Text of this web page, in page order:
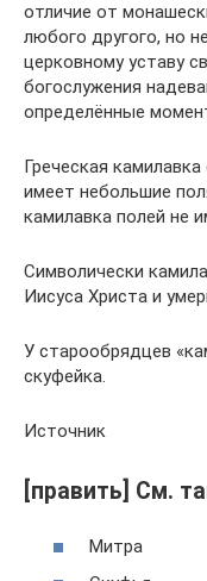
отличие от
любого другого, но
церковному уставу
богослужения
определённые
Греческая
имеет небольшие
камилавка полей не
Символически
Иисуса Христа и
У старообрядцев
скуфейка.
Источник
[править] См.
Митра